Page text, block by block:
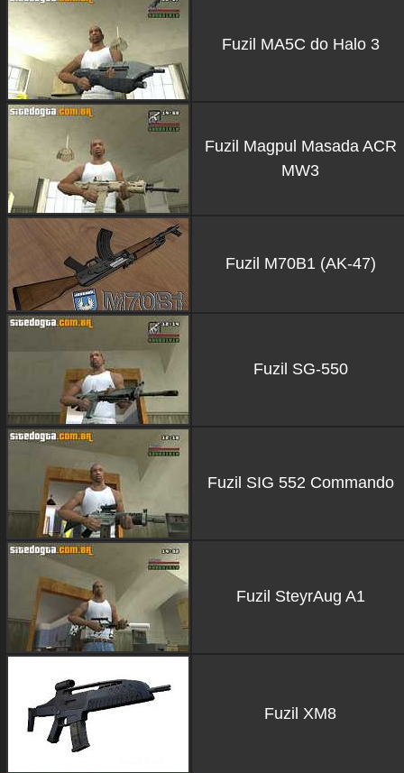
Fuzil MA5C do Halo 3
Fuzil Magpul Masada ACR
MW3
Fuzil M70B1 (AK-47)
Fuzil SG-550
Fuzil SIG 552 Commando
Fuzil SteyrAug A1
Fuzil XM8